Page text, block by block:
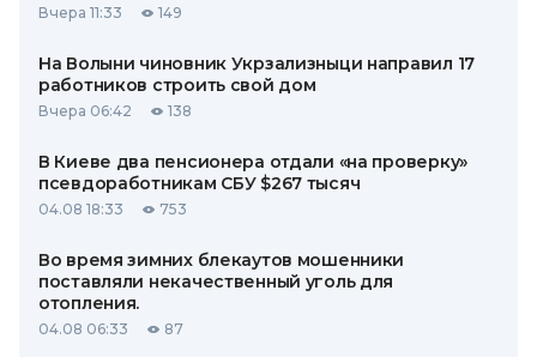
Вчера 11:33 149
На Волыни чиновник Укрзализныци направил 17
работников строить свой дом
Вчера 06:42 138
В Киеве два пенсионера отдали «на проверку»
псевдоработникам СБУ $267 тысяч
04.08 18:33 753
Во время зимних блекаутов мошенники
поставляли некачественный уголь для
отопления.
04.08 06:33 87